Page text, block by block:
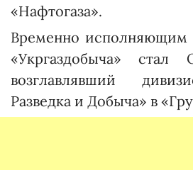
«Нафтогаза».
Временно исполняющим
«Укргаздобыча» стал
возглавлявший
Разведка и Добыча» в